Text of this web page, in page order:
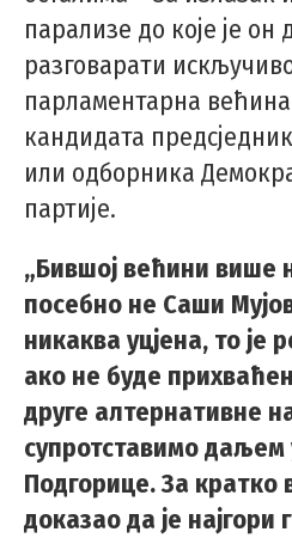
парализе до које је он
разговарати
парламентарна већина
кандидата
или одборника
партије.
„Бившој већини више
посебно не Саши
никаква уцјена, то је
ако не буде
друге алтернативне
супротставимо
Подгорице. За кратко
доказао да је